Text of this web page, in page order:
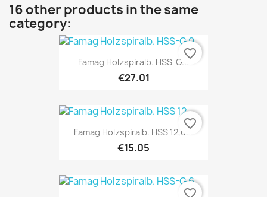
16 other products in the same
category:
Famag Holzspiralb. HSS-G...
€27.01
favorite_border
Famag Holzspiralb. HSS 12,0...
€15.05
favorite_border
favorite_border